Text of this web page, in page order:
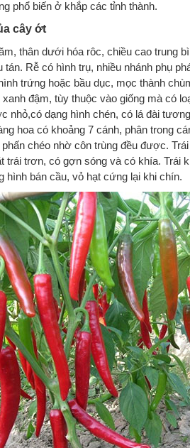
phổ biến ở khắp các tỉnh thành.
cây ớt
thân dưới hóa rôc, chiều cao trung
tán. Rễ có hình trụ, nhiều nhánh phụ
trứng hoặc bầu dục, mọc thành
đậm, tùy thuộc vào giống mà có
nhỏ,có dạng hình chén, có lá đài
hoa có khoảng 7 cánh, phân trong
chéo nhờ côn trùng đều được.
trái trơn, có gợn sóng và có khía. Trái
hình bán cầu, vỏ hạt cứng lại khi chín.